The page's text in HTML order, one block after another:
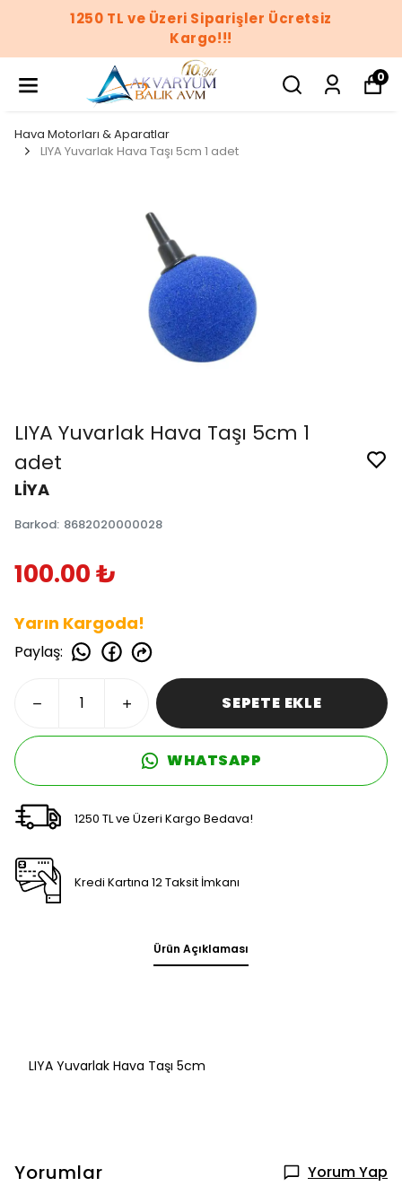
1250 TL ve Üzeri Siparişler Ücretsiz
Kargo!!!
0
Hava Motorları & Aparatlar
LIYA Yuvarlak Hava Taşı 5cm 1 adet
LIYA Yuvarlak Hava Taşı 5cm 1
adet
LİYA
Barkod: 8682020000028
100.00 ₺
Yarın Kargoda!
Paylaş:
SEPETE EKLE
WHATSAPP
1250 TL ve Üzeri Kargo Bedava!
Kredi Kartına 12 Taksit İmkanı
Ürün Açıklaması
LIYA Yuvarlak Hava Taşı 5cm
Yorumlar Yorum Yap